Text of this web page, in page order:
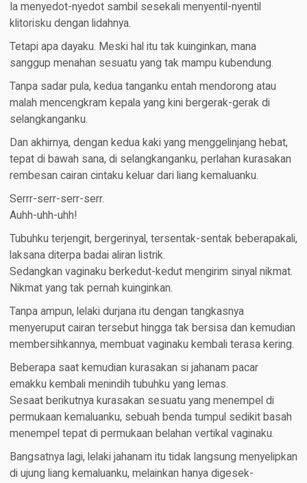
Ia menyedot-nyedot sambil sesekali menyentil-nyentil
klitorisku dengan lidahnya.
Tetapi apa dayaku. Meski hal itu tak kuinginkan, mana
sanggup menahan sesuatu yang tak mampu kubendung.
Tanpa sadar pula, kedua tanganku entah mendorong atau
malah mencengkram kepala yang kini bergerak-gerak di
selangkanganku.
Dan akhirnya, dengan kedua kaki yang menggelinjang hebat,
tepat di bawah sana, di selangkanganku, perlahan kurasakan
rembesan cairan cintaku keluar dari liang kemaluanku.
Serrr-serr-serr-serr.
Auhh-uhh-uhh!
Tubuhku terjengit, bergerinyal, tersentak-sentak beberapakali,
laksana diterpa badai aliran listrik.
Sedangkan vaginaku berkedut-kedut mengirim sinyal nikmat.
Nikmat yang tak pernah kuinginkan.
Tanpa ampun, lelaki durjana itu dengan tangkasnya
menyeruput cairan tersebut hingga tak bersisa dan kemudian
membersihkannya, membuat vaginaku kembali terasa kering.
Beberapa saat kemudian kurasakan si jahanam pacar
emakku kembali menindih tubuhku yang lemas.
Sesaat berikutnya kurasakan sesuatu yang menempel di
permukaan kemaluanku, sebuah benda tumpul sedikit basah
menempel tepat di permukaan belahan vertikal vaginaku.
Bangsatnya lagi, lelaki jahanam itu tidak langsung menyelipkan
di ujung liang kemaluanku, melainkan hanya digesek-